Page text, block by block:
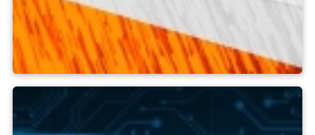
Outils